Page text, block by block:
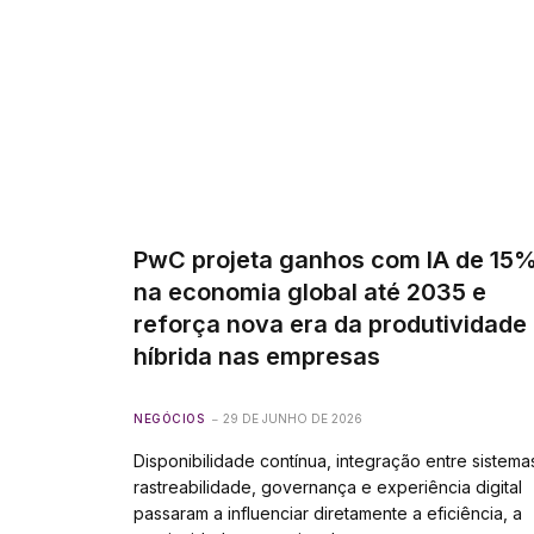
PwC projeta ganhos com IA de
na economia global até 2035 e
reforça nova era da produtividade
híbrida nas empresas
NEGÓCIOS 29 DE JUNHO DE 2026
Disponibilidade contínua, integração entre
rastreabilidade, governança e experiência digital
passaram a influenciar diretamente a eficiência, a